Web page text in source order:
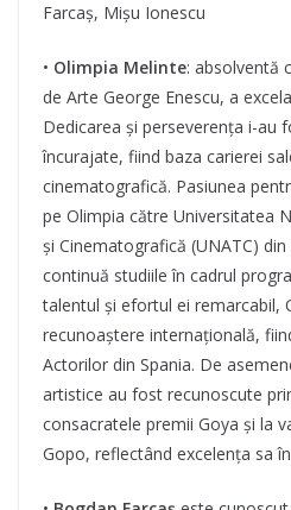
Farcaș, Mișu Ionescu
• Olimpia Melinte: absolventă
de Arte George Enescu, a
Dedicarea și perseverența i-au
încurajate, fiind baza carierei
cinematografică. Pasiunea
pe Olimpia către Universitatea
și Cinematografică (UNATC)
continuă studiile în cadrul
talentul și efortul ei remarcabil,
recunoaștere internațională,
Actorilor din Spania. De
artistice au fost recunoscute
consacratele premii Goya și la
Gopo, reflectând excelența sa